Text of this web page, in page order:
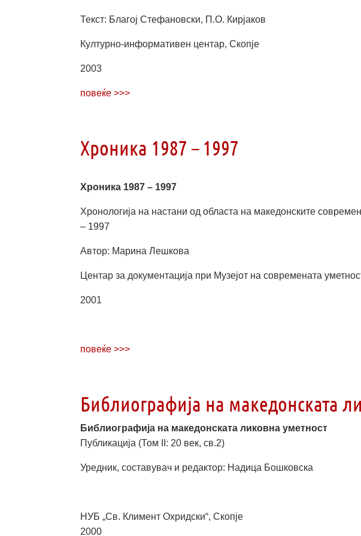
Текст: Благој Стефановски, П.О. Кирјаков
Културно-информативен центар, Скопје
2003
повеќе >>>
Хроника 1987 – 1997
Хроника 1987 – 1997
Хронологија на настани од областа на македонските
– 1997
Автор: Марина Лешкова
Центар за документација при Музејот на современата
2001
повеќе >>>
Библиографија на македонската
Библиографија на македонската ликовна уметност
Публикација (Том II: 20 век, св.2)
Уредник, составувач и редактор: Надица Бошковска
НУБ „Св. Климент Охридски“, Скопје
2000